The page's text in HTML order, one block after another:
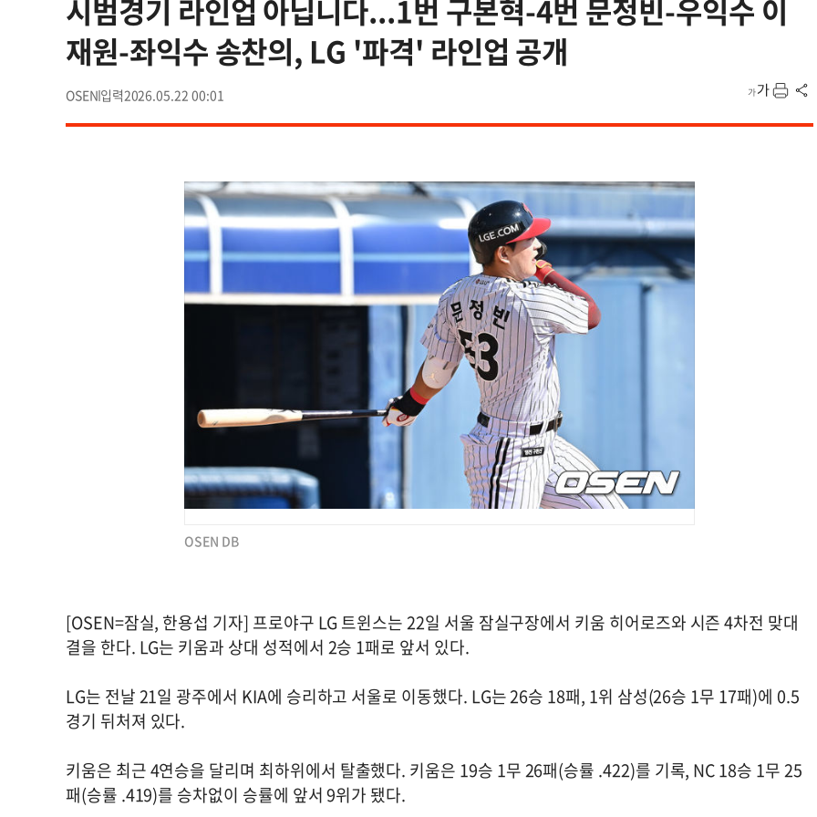
시범경기 라인업 아닙니다...1번 구본혁-4번 문정빈-우익수 이
재원-좌익수 송찬의, LG '파격' 라인업 공개
OSEN 2026.05.22 00:01
OSEN DB
[OSEN=잠실, 한용섭 기자] 프로야구 LG 트윈스는 22일 서울 잠실구장에서 키움 히어로즈와 시즌 4차전 맞대
결을 한다. LG는 키움과 상대 성적에서 2승 1패로 앞서 있다.
LG는 전날 21일 광주에서 KIA에 승리하고 서울로 이동했다. LG는 26승 18패, 1위 삼성(26승 1무 17패)에 0.5
경기 뒤처져 있다.
키움은 최근 4연승을 달리며 최하위에서 탈출했다. 키움은 19승 1무 26패(승률 .422)를 기록, NC 18승 1무 25
패(승률 .419)를 승차없이 승률에 앞서 9위가 됐다.